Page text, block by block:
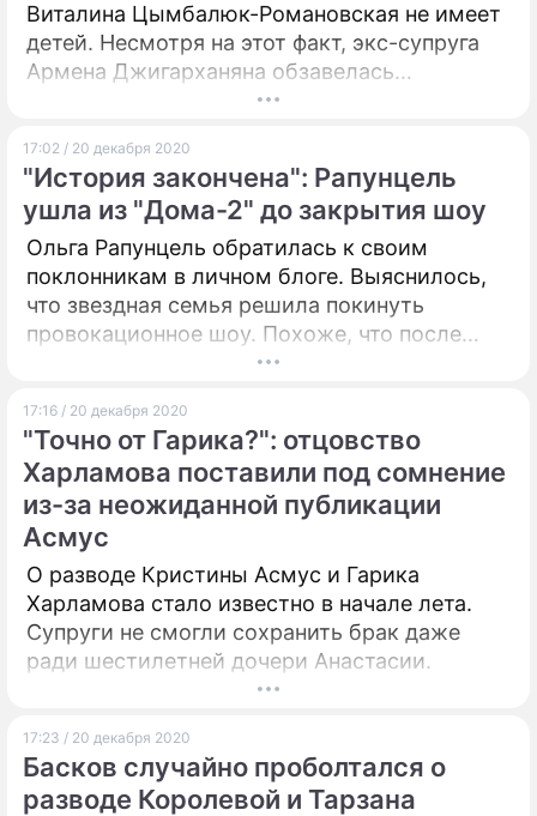
Виталина Цымбалюк-Романовская не имеет
детей. Несмотря на этот факт, экс-супруга
Армена Джигарханяна обзавелась
17:02 / 20 декабря 2020
"История закончена": Рапунцель
ушла из "Дома-2" до закрытия шоу
Ольга Рапунцель обратилась к своим
поклонникам в личном блоге. Выяснилось,
что звездная семья решила покинуть
провокационное шоу. Похоже, что после
выступления генерального директора
уголкам.
17:16 / 20 декабря 2020
"Точно от Гарика?": отцовство
Харламова поставили под сомнение
из-за неожиданной публикации
Асмус
О разводе Кристины Асмус и Гарика
Харламова стало известно в начале лета.
Супруги не смогли сохранить брак даже
ради шестилетней дочери Анастасии.
17:23 / 20 декабря 2020
Басков случайно проболтался о
разводе Королевой и Тарзана